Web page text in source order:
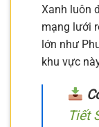
Xanh luôn
mạng lưới
lớn như
khu vực
Tiết